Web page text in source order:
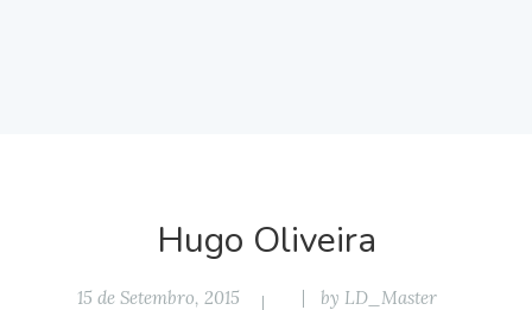
Hugo Oliveira
15 de Setembro, 2015 by LD_Master